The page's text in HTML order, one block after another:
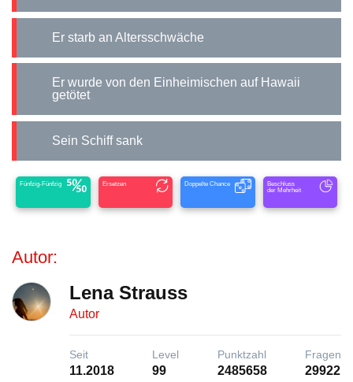
Er starb an Altersschwäche
Er wurde von den Einheimischen auf Hawaii
getötet
Sein Schiff sank
Fünfzig-Fünfzig Ersetzen Doppelte Chance
Beschluss
der Mehrheit
Autor:
Lena Strauss
Autor
Seit
11.2018
Level
99
Punktzahl
2485658
Fragen
29922